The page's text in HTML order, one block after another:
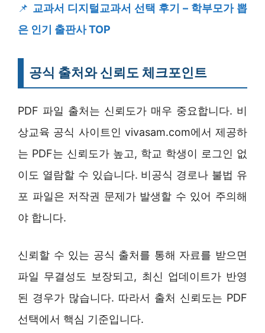
📌 교과서 디지털교과서 선택 후기 – 학부모가 뽑
은 인기 출판사 TOP
공식 출처와 신뢰도 체크포인트
PDF 파일 출처는 신뢰도가 매우 중요합니다. 비
상교육 공식 사이트인 vivasam.com에서 제공하
는 PDF는 신뢰도가 높고, 학교 학생이 로그인 없
이도 열람할 수 있습니다. 비공식 경로나 불법 유
포 파일은 저작권 문제가 발생할 수 있어 주의해
야 합니다.
신뢰할 수 있는 공식 출처를 통해 자료를 받으면
파일 무결성도 보장되고, 최신 업데이트가 반영
된 경우가 많습니다. 따라서 출처 신뢰도는 PDF
선택에서 핵심 기준입니다.